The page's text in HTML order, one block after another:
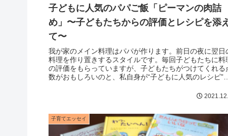
子どもに人気のパパご飯「ピーマンの肉詰
め」〜子どもたちからの評価とレシピを添え
て〜
我が家のメイン料理はパパが作ります。前日の夜に翌日
料理を作り置きするスタイルです。毎回子どもたちに料
の評価をもらっていますが、子どもたちがつけてくれる
数がおもしろいのと、私自身が“子どもに人気のレシピ”
子育てエッセイ